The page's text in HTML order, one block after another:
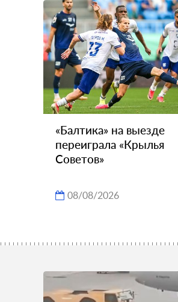
«Балтика» на выезде
переиграла «Крылья
Советов»
08/08/2026